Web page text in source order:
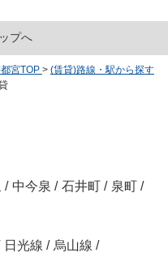
プへ
宮TOP > (賃貸)路線・駅から探す
/ 中今泉 / 石井町 / 泉町 /
日光線 / 烏山線 /